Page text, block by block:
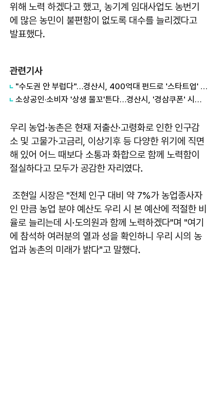
위해 노력 하겠다고 했고, 농기계 임대사업도 농번기
에 많은 농민이 불편함이 없도록 대수를 늘리겠다고
발표했다.
관련기사
"수도권 안 부럽다"…경산시, 400억대 펀드로 '스타트업' 정조준
소상공인·소비자 '상생 물꼬'튼다…경산시, '경삼쿠폰' 시행으로 외식비 부담 완화
우리 농업·농촌은 현재 저출산·고령화로 인한 인구감
소 및 고물가·고금리, 이상기후 등 다양한 위기에 직면
해 있어 어느 때보다 소통과 화합으로 함께 노력함이
절실하다고 모두가 공감한 자리였다.
조현일 시장은 "전체 인구 대비 약 7%가 농업종사자
인 만큼 농업 분야 예산도 우리 시 본 예산에 적절한 비
율로 늘리는데 시·도의원과 함께 노력하겠다"며 "여기
에 참석하 여러분의 열과 성을 확인하니 우리 시의 농
업과 농촌의 미래가 밝다"고 말했다.